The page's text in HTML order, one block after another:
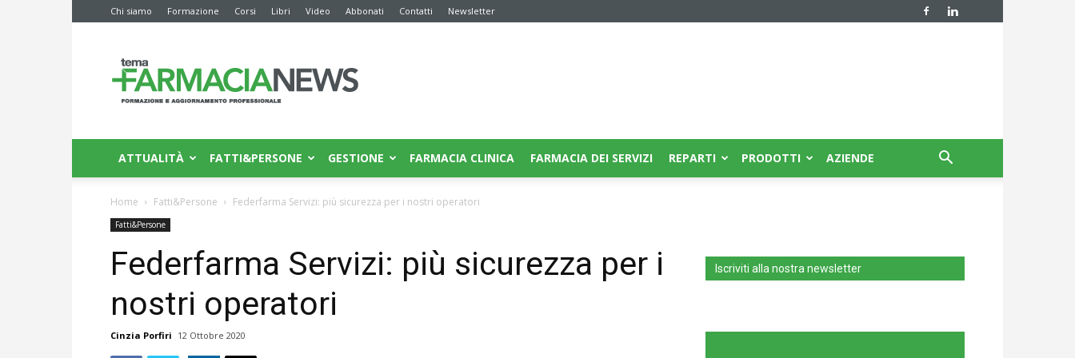
Chi siamo Formazione Corsi Libri Video Abbonati Contatti Newsletter
News
ATTUALITÀ FATTI&PERSONE GESTIONE FARMACIA CLINICA FARMACIA DEI SERVIZI REPARTI PRODOTTI AZIENDE
Home Fatti&Persone Federfarma Servizi: più sicurezza per i nostri operatori
Fatti&Persone
Federfarma Servizi: più sicurezza per i
nostri operatori
Cinzia Porfiri 12 Ottobre 2020
Iscriviti alla nostra newsletter